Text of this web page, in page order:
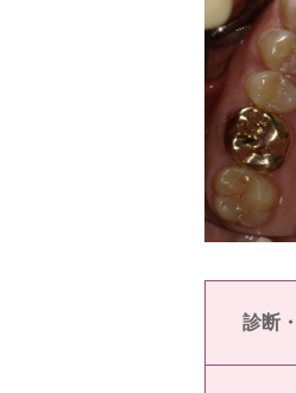
診断